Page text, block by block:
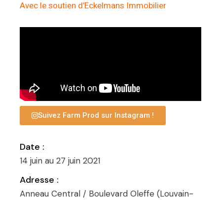
Avec le soutien d’Eckelmans Immobilier
Suivez Farm Prod sur Instagram !
Date :
14 juin au 27 juin 2021
Adresse :
Anneau Central / Boulevard Oleffe (Louvain-